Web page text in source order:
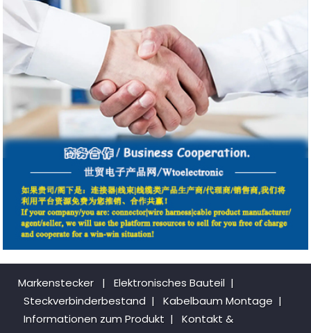
Markenstecker | Elektronisches Bauteil |
Steckverbinderbestand | Kabelbaum Montage |
Informationen zum Produkt |
Kontakt &